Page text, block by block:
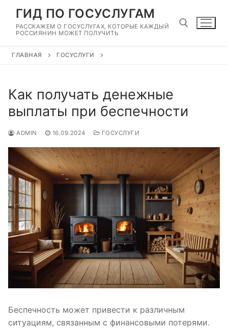
Перейти
содержимому
ГИД ПО ГОСУСЛУГАМ
РАССКАЖЕМ О ГОСУСЛУГАХ, КОТОРЫЕ КАЖДЫЙ
РОССИЯНИН МОЖЕТ ПОЛУЧИТЬ
ГЛАВНАЯ ГОСУСЛУГИ
Как получать денежные
выплаты при беспечности
ADMIN 16.09.2024 ГОСУСЛУГИ
Беспечность может привести к различным
ситуациям, связанным с финансовыми потерями.